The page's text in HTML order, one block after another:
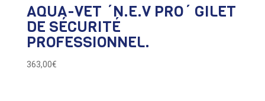
AQUA-VET ´N.E.V PRO´ GILET
DE SÉCURITÉ
PROFESSIONNEL.
363,00€